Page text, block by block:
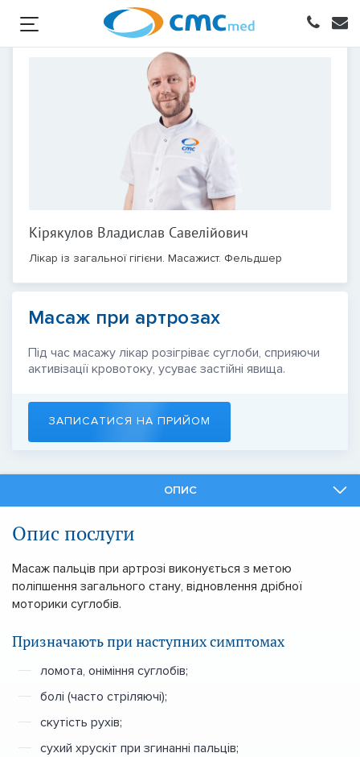
Кірякулов Владислав Савелійович
Лікар із загальної гігієни. Масажист. Фельдшер
Масаж при артрозах
Під час масажу лікар розігріває суглоби, сприяючи
активізації кровотоку, усуває застійні явища.
ЗАПИСАТИСЯ НА ПРИЙОМ
ОПИС
Опис послуги
Масаж пальців при артрозі виконується з метою
поліпшення загального стану, відновлення дрібної
моторики суглобів.
Призначають при наступних симптомах
ломота, оніміння суглобів;
болі (часто стріляючі);
скутість рухів;
сухий хрускіт при згинанні пальців;